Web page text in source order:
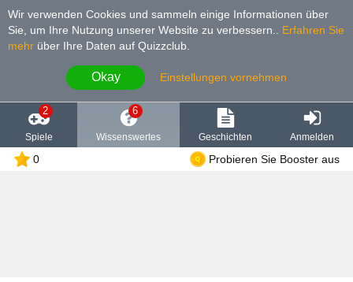
Wir verwenden Cookies und sammeln einige Informationen über
Sie, um Ihre Nutzung unserer Website zu verbessern.
Erfahren Sie
mehr über Ihre Daten auf Quizzclub.
Okay Einstellungen vornehmen
2
Spiele
6
Wissenswertes Geschichten Anmelden
0 Probieren Sie Booster aus